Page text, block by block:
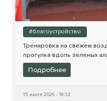
#благоустройство
Тренировка на свежем
прогулка вдоль зеленых
Подробнее
15 июля 2026 - 18:32